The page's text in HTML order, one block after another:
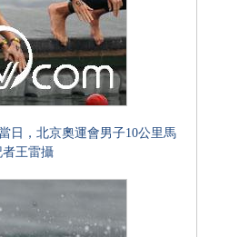
日，北京奧運會男子10公里馬
王雷攝